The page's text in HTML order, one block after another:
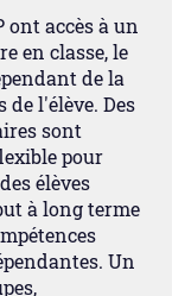
ont accès à un
en classe, le
de la
l'élève. Des
sont
pour
élèves
à long terme
Un